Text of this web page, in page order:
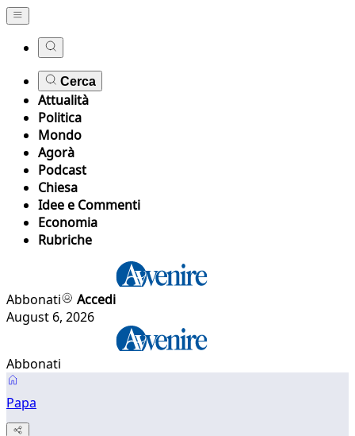
Cerca
Attualità
Politica
Mondo
Agorà
Podcast
Chiesa
Idee e Commenti
Economia
Rubriche
Abbonati
Accedi
August 6, 2026
Abbonati
Papa